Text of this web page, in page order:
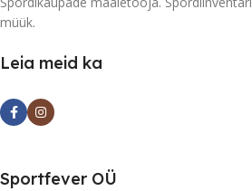
müük.
Leia meid ka
Sportfever OÜ